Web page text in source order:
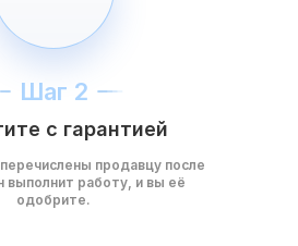
Шаг 2
с гарантией
продавцу после
выполнит работу, и вы её
одобрите.